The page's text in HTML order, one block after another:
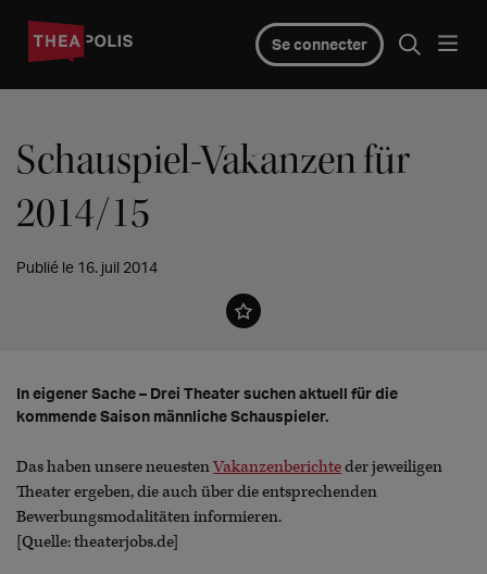
Se connecter
Schauspiel-Vakanzen für
2014/15
Publié le 16. juil 2014
In eigener Sache – Drei Theater suchen aktuell für die
kommende Saison männliche Schauspieler.
Das haben unsere neuestenVakanzenberichteder jeweiligen
Theater ergeben, die auch über die entsprechenden
Bewerbungsmodalitäten informieren.
[Quelle: theaterjobs.de]